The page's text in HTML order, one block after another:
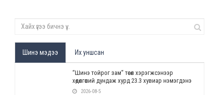
Шинэ мэдээ Их уншсан
“Шинэ тойрог зам” төсөл хэрэгжсэнээр
хөдөлгөөний дундаж хурд 23.3 хувиар нэмэгдэнэ
2026-08-5